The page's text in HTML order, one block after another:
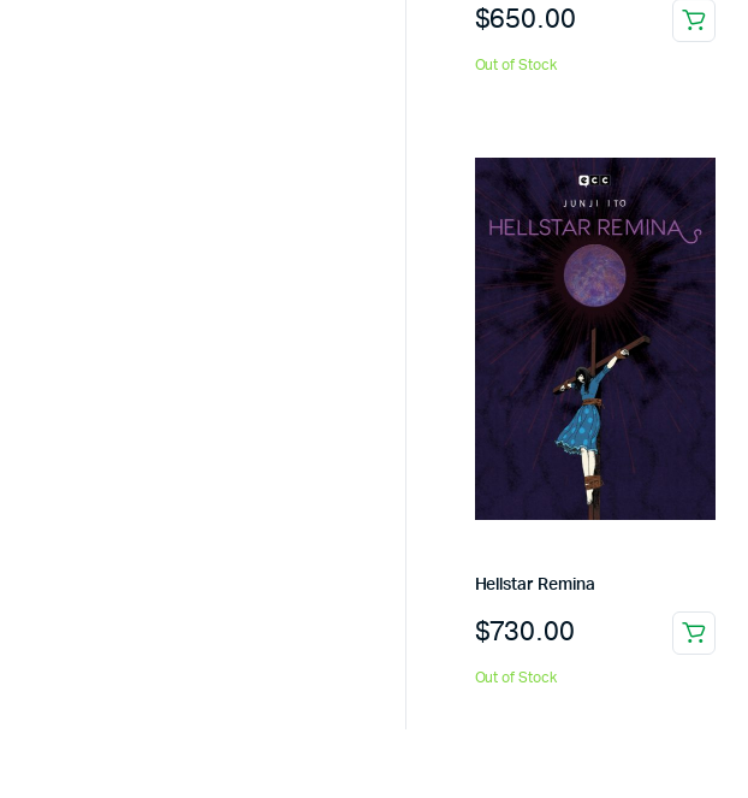
$650.00
Out of Stock
Hellstar Remina
$730.00
Out of Stock